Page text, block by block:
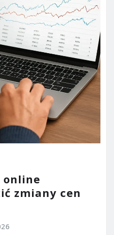
online
zmiany cen